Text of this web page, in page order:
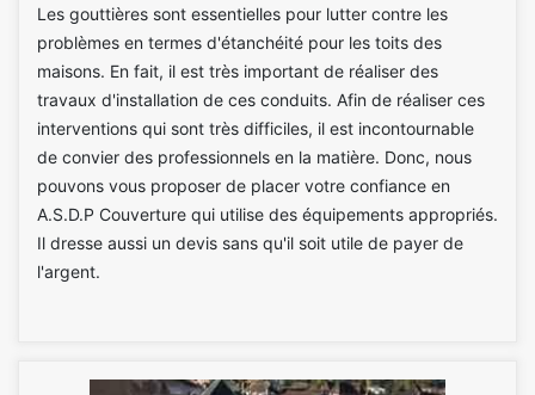
Les gouttières sont essentielles pour lutter contre les
problèmes en termes d'étanchéité pour les toits des
maisons. En fait, il est très important de réaliser des
travaux d'installation de ces conduits. Afin de réaliser ces
interventions qui sont très difficiles, il est incontournable
de convier des professionnels en la matière. Donc, nous
pouvons vous proposer de placer votre confiance en
A.S.D.P Couverture qui utilise des équipements appropriés.
Il dresse aussi un devis sans qu'il soit utile de payer de
l'argent.